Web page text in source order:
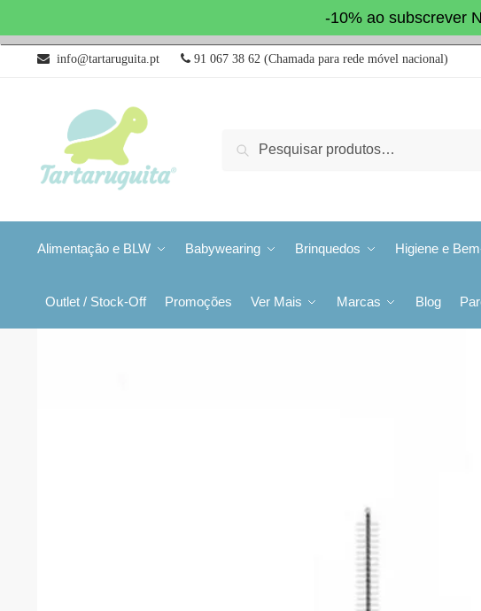
-10% ao subscrever
info@tartaruguita.pt 91 067 38 62 (Chamada para rede móvel nacional)
Pesquisa
Alimentação e BLW Babywearing Brinquedos Higiene e
Outlet / Stock-Off Promoções Ver Mais Marcas Blog